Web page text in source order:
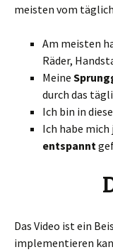
meisten vom
Am meisten
Räder,
Meine
durch das
Ich bin in
Ich habe mich
entspannt
Das Video ist ein
implementieren